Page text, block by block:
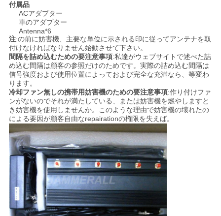
め
く
だ
さ
い
地
図
PRIVACY
POLICY
付属品
ACアダプター
車のアダプター
Antenna*6
注:の前に妨害機、主要な単位に示される印に従ってアンテナを取
付けなければなりません始動させて下さい。
間隔を詰め込むための要注意事項:私達がウェブサイトで述べた詰
め込む間隔は顧客の参照だけのためです。実際の詰め込む間隔は
信号強度および使用位置によっておよび完全な充満なら、等変わ
ります。
冷却ファン無しの携帯用妨害機のための要注意事項:作り付けファ
ンがないのでそれが満たしている、または妨害機を燃やしますと
き妨害機を使用しませんか。このような理由で妨害機の壊れたの
による要因が顧客自由なrepairationの権限を失えば。